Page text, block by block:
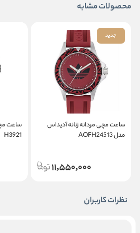
محصولات مشابه
جدید
ساعت مچی مردانه زنانه آدیداس
مدل AOFH24513
11,550,000
H3921
نظرات کاربران